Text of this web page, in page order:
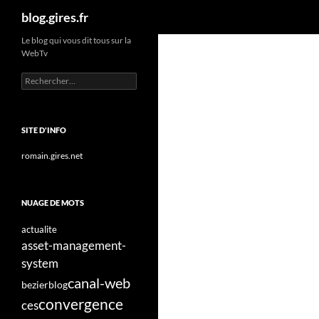
Aller
contenu
blog.gires.fr
Le blog qui vous dit tous sur la
WebTv
Rechercher :
SITE D'INFO
romain.gires.net
NUAGE DE MOTS
actualite
asset-management-
system
bezierblogcanal-web
cesconvergence